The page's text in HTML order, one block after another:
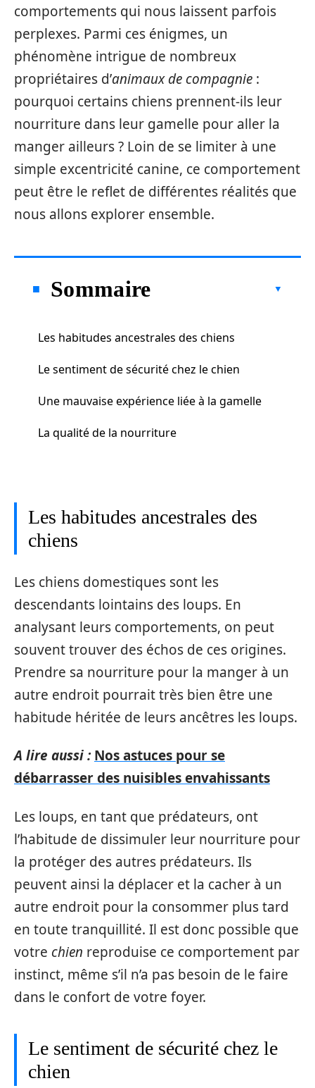
comportements qui nous laissent parfois
perplexes. Parmi ces énigmes, un
phénomène intrigue de nombreux
propriétaires d’animaux de compagnie :
pourquoi certains chiens prennent-ils leur
nourriture dans leur gamelle pour aller la
manger ailleurs ? Loin de se limiter à une
simple excentricité canine, ce comportement
peut être le reflet de différentes réalités que
nous allons explorer ensemble.
Sommaire
Les habitudes ancestrales des chiens
Le sentiment de sécurité chez le chien
Une mauvaise expérience liée à la gamelle
La qualité de la nourriture
Les habitudes ancestrales des
chiens
Les chiens domestiques sont les
descendants lointains des loups. En
analysant leurs comportements, on peut
souvent trouver des échos de ces origines.
Prendre sa nourriture pour la manger à un
autre endroit pourrait très bien être une
habitude héritée de leurs ancêtres les loups.
A lire aussi : Nos astuces pour se
débarrasser des nuisibles envahissants
Les loups, en tant que prédateurs, ont
l’habitude de dissimuler leur nourriture pour
la protéger des autres prédateurs. Ils
peuvent ainsi la déplacer et la cacher à un
autre endroit pour la consommer plus tard
en toute tranquillité. Il est donc possible que
votre chien reproduise ce comportement par
instinct, même s’il n’a pas besoin de le faire
dans le confort de votre foyer.
Le sentiment de sécurité chez le
chien